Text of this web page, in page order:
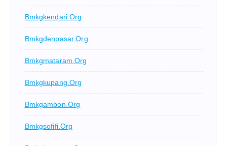
Bmkgkendari.org
Bmkgdenpasar.org
Bmkgmataram.org
Bmkgkupang.org
Bmkgambon.org
Bmkgsofifi.org